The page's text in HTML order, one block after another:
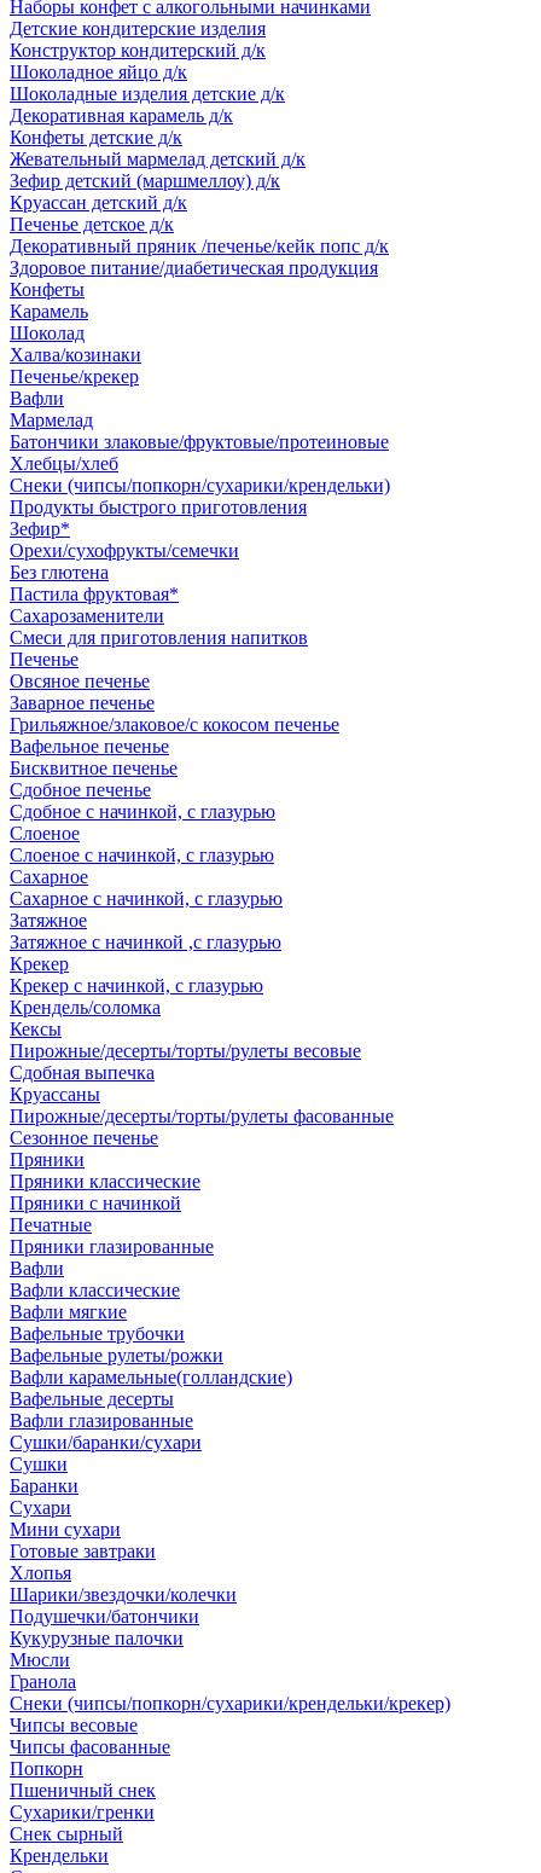
Наборы конфет с алкогольными начинками
Детские кондитерские изделия
Конструктор кондитерский д/к
Шоколадное яйцо д/к
Шоколадные изделия детские д/к
Декоративная карамель д/к
Конфеты детские д/к
Жевательный мармелад детский д/к
Зефир детский (маршмеллоу) д/к
Круассан детский д/к
Печенье детское д/к
Декоративный пряник /печенье/кейк попс д/к
Здоровое питание/диабетическая продукция
Конфеты
Карамель
Шоколад
Халва/козинаки
Печенье/крекер
Вафли
Мармелад
Батончики злаковые/фруктовые/протеиновые
Хлебцы/хлеб
Снеки (чипсы/попкорн/сухарики/крендельки)
Продукты быстрого приготовления
Зефир*
Орехи/сухофрукты/семечки
Без глютена
Пастила фруктовая*
Сахарозаменители
Смеси для приготовления напитков
Печенье
Овсяное печенье
Заварное печенье
Грильяжное/злаковое/с кокосом печенье
Вафельное печенье
Бисквитное печенье
Сдобное печенье
Сдобное с начинкой, с глазурью
Слоеное
Слоеное с начинкой, с глазурью
Сахарное
Сахарное с начинкой, с глазурью
Затяжное
Затяжное с начинкой ,с глазурью
Крекер
Крекер с начинкой, с глазурью
Крендель/соломка
Кексы
Пирожные/десерты/торты/рулеты весовые
Сдобная выпечка
Круассаны
Пирожные/десерты/торты/рулеты фасованные
Сезонное печенье
Пряники
Пряники классические
Пряники с начинкой
Печатные
Пряники глазированные
Вафли
Вафли классические
Вафли мягкие
Вафельные трубочки
Вафельные рулеты/рожки
Вафли карамельные(голландские)
Вафельные десерты
Вафли глазированные
Сушки/баранки/сухари
Сушки
Баранки
Сухари
Мини сухари
Готовые завтраки
Хлопья
Шарики/звездочки/колечки
Подушечки/батончики
Кукурузные палочки
Мюсли
Гранола
Снеки (чипсы/попкорн/сухарики/крендельки/крекер)
Чипсы весовые
Чипсы фасованные
Попкорн
Пшеничный снек
Сухарики/гренки
Снек сырный
Крендельки